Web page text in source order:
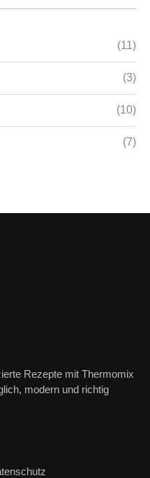
(11)
(3)
(10)
(7)
Rezepte mit Thermomix
modern und richtig